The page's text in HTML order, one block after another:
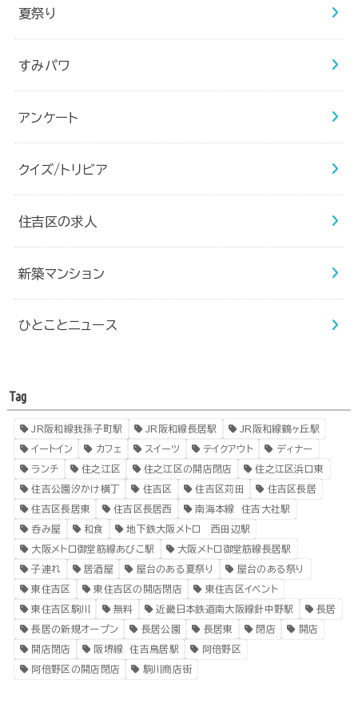
夏祭り
すみパワ
アンケート
クイズ/トリビア
住吉区の求人
新築マンション
ひとことニュース
Tag
JR阪和線我孫子町駅 JR阪和線長居駅 JR阪和線鶴ヶ丘駅
イートイン カフェ スイーツ テイクアウト ディナー
ランチ 住之江区 住之江区の開店閉店 住之江区浜口東
住吉公園汐かけ横丁 住吉区 住吉区苅田 住吉区長居
住吉区長居東 住吉区長居西 南海本線 住吉大社駅
呑み屋 和食 地下鉄大阪メトロ 西田辺駅
大阪メトロ御堂筋線あびこ駅 大阪メトロ御堂筋線長居駅
子連れ 居酒屋 屋台のある夏祭り 屋台のある祭り
東住吉区 東住吉区の開店閉店 東住吉区イベント
東住吉区駒川 無料 近畿日本鉄道南大阪線針中野駅 長居
長居の新規オープン 長居公園 長居東 閉店 開店
開店閉店 阪堺線 住吉鳥居駅 阿倍野区
阿倍野区の開店閉店 駒川商店街